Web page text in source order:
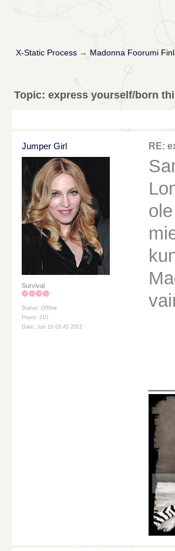
X-Static Process→ Madonna Foorumi
Topic: express yourself/born
Jumper Girl
Survival
Status: Offline
Posts: 210
Date: Jun 16 03:45 2012
RE: